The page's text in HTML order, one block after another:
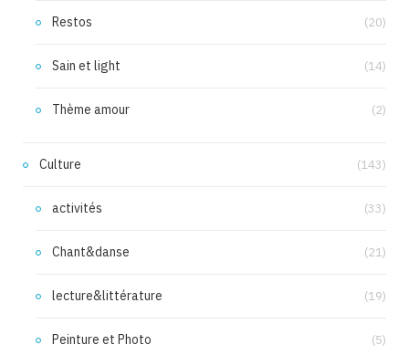
Restos (20)
Sain et light (14)
Thème amour (2)
Culture (143)
activités (33)
Chant&danse (21)
lecture&littérature (19)
Peinture et Photo (5)